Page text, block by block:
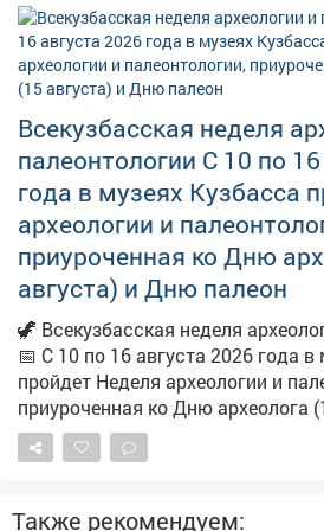
Всекузбасская неделя
палеонтологии С 10 по
года в музеях Кузбасса
археологии и
приуроченная ко Дню
августа) и Дню палеон
🦖 Всекузбасская неделя
📅 С 10 по 16 августа 2026 года в
пройдет Неделя археологии и
приуроченная ко Дню археолога
палеонтолога (16 августа). 🏛 В музеях, где хранятся
уникальные археологические и
настоящие порталы в прошлое. А
Также рекомендуем: